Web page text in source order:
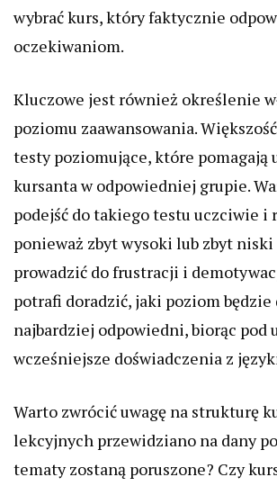
wybrać kurs, który faktycznie
oczekiwaniom.
Kluczowe jest również określenie
poziomu zaawansowania.
testy poziomujące, które pomagają
kursanta w odpowiedniej grupie.
podejść do takiego testu uczciwie i
ponieważ zbyt wysoki lub zbyt
prowadzić do frustracji i
potrafi doradzić, jaki poziom będzie
najbardziej odpowiedni, biorąc pod
wcześniejsze doświadczenia z
Warto zwrócić uwagę na strukturę
lekcyjnych przewidziano na dany
tematy zostaną poruszone? Czy